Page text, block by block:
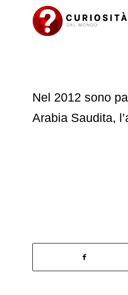
Nel 2012 sono
Arabia Saudita,